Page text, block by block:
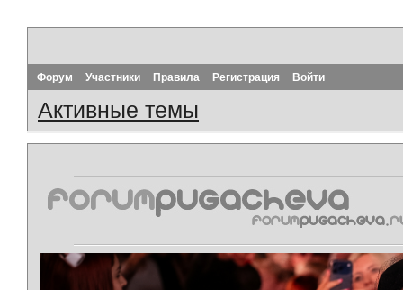
Форум Участники Правила Регистрация Войти
Активные темы